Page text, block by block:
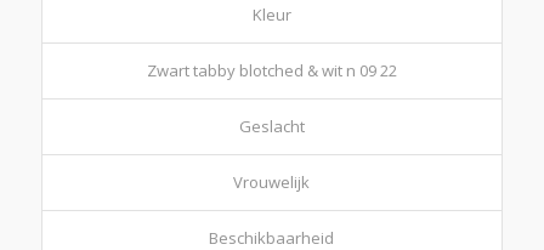
Kleur
Zwart tabby blotched & wit n 09 22
Geslacht
Vrouwelijk
Beschikbaarheid